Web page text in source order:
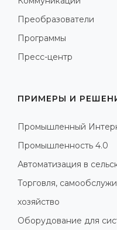
Преобразователи
Программы
Пресс-центр
ПРИМЕРЫ И
Промышленный
Промышленность 4.0
Автоматизация в
Торговля,
хозяйство
Оборудование для